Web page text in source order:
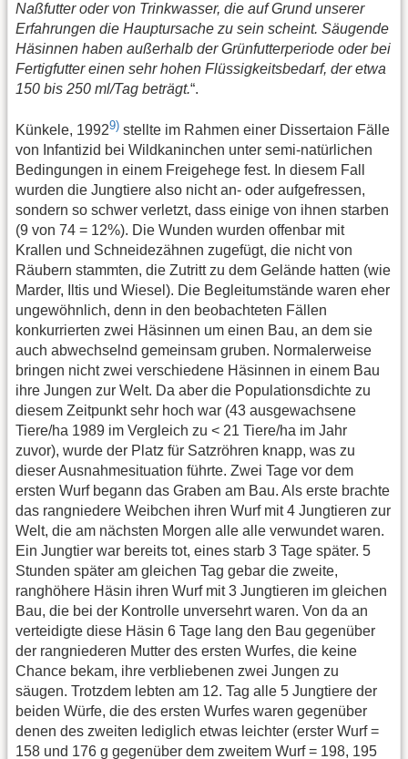
Naßfutter oder von Trinkwasser, die auf Grund unserer
Erfahrungen die Hauptursache zu sein scheint. Säugende
Häsinnen haben außerhalb der Grünfutterperiode oder bei
Fertigfutter einen sehr hohen Flüssigkeitsbedarf, der etwa
150 bis 250 ml/Tag beträgt.“.
Künkele, 19929) stellte im Rahmen einer Dissertaion Fälle
von Infantizid bei Wildkaninchen unter semi-natürlichen
Bedingungen in einem Freigehege fest. In diesem Fall
wurden die Jungtiere also nicht an- oder aufgefressen,
sondern so schwer verletzt, dass einige von ihnen starben
(9 von 74 = 12%). Die Wunden wurden offenbar mit
Krallen und Schneidezähnen zugefügt, die nicht von
Räubern stammten, die Zutritt zu dem Gelände hatten (wie
Marder, Iltis und Wiesel). Die Begleitumstände waren eher
ungewöhnlich, denn in den beobachteten Fällen
konkurrierten zwei Häsinnen um einen Bau, an dem sie
auch abwechselnd gemeinsam gruben. Normalerweise
bringen nicht zwei verschiedene Häsinnen in einem Bau
ihre Jungen zur Welt. Da aber die Populationsdichte zu
diesem Zeitpunkt sehr hoch war (43 ausgewachsene
Tiere/ha 1989 im Vergleich zu < 21 Tiere/ha im Jahr
zuvor), wurde der Platz für Satzröhren knapp, was zu
dieser Ausnahmesituation führte. Zwei Tage vor dem
ersten Wurf begann das Graben am Bau. Als erste brachte
das rangniedere Weibchen ihren Wurf mit 4 Jungtieren zur
Welt, die am nächsten Morgen alle alle verwundet waren.
Ein Jungtier war bereits tot, eines starb 3 Tage später. 5
Stunden später am gleichen Tag gebar die zweite,
ranghöhere Häsin ihren Wurf mit 3 Jungtieren im gleichen
Bau, die bei der Kontrolle unversehrt waren. Von da an
verteidigte diese Häsin 6 Tage lang den Bau gegenüber
der rangniederen Mutter des ersten Wurfes, die keine
Chance bekam, ihre verbliebenen zwei Jungen zu
säugen. Trotzdem lebten am 12. Tag alle 5 Jungtiere der
beiden Würfe, die des ersten Wurfes waren gegenüber
denen des zweiten lediglich etwas leichter (erster Wurf =
158 und 176 g gegenüber dem zweitem Wurf = 198, 195